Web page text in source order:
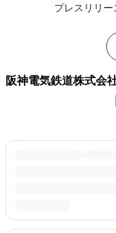
プレスリリー
阪神電気鉄道株式会